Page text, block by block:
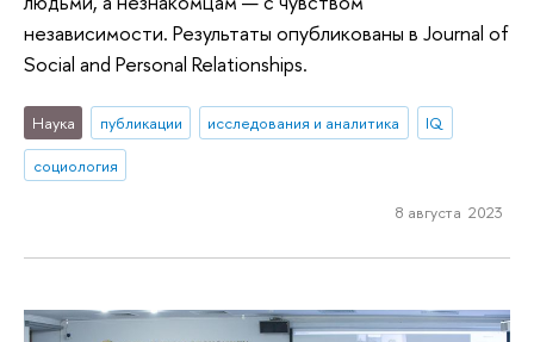
независимости. Результаты опубликованы в Journal of
Social and Personal Relationships.
Наука публикации исследования и аналитика
IQ
социология
8 августа 2023